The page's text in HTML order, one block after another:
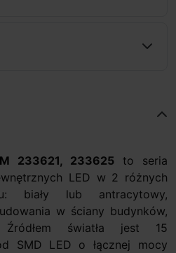
233621, 233625 to seria
LED w 2 różnych
biały lub antracytowy,
w ściany budynków,
Źródłem światła jest 15
SMD LED o łącznej mocy